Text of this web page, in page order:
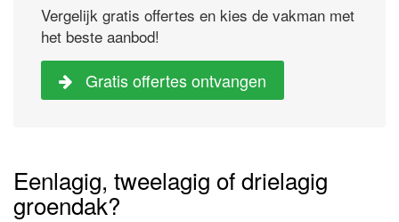
Vergelijk gratis offertes en kies de vakman met
het beste aanbod!
Gratis offertes ontvangen
Eenlagig, tweelagig of drielagig
groendak?